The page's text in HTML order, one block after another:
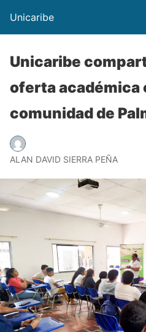
Unicaribe
Unicaribe
oferta académica
comunidad de
ALAN DAVID SIERRA PEÑA